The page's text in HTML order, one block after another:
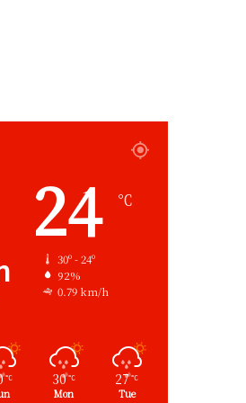
24 ℃
30º - 24º
92%
0.79 km/h
℃ 30℃
Mon
27℃
Tue